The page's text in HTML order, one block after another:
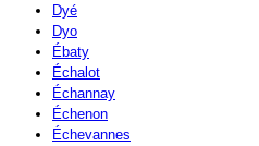
Dyé
Dyo
Ébaty
Échalot
Échannay
Échenon
Échevannes